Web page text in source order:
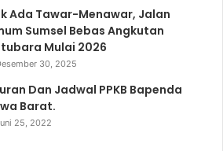
Ada Tawar-Menawar, Jalan
Sumsel Bebas Angkutan
Mulai 2026
30, 2025
Dan Jadwal PPKB Bapenda
Barat.
25, 2022